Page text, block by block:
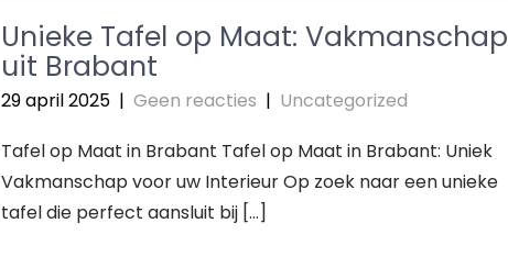
Unieke Tafel op Maat: Vakmanschap
uit Brabant
29 april 2025 | Geen reacties | Uncategorized
Tafel op Maat in Brabant Tafel op Maat in Brabant: Uniek
Vakmanschap voor uw Interieur Op zoek naar een unieke
tafel die perfect aansluit bij […]